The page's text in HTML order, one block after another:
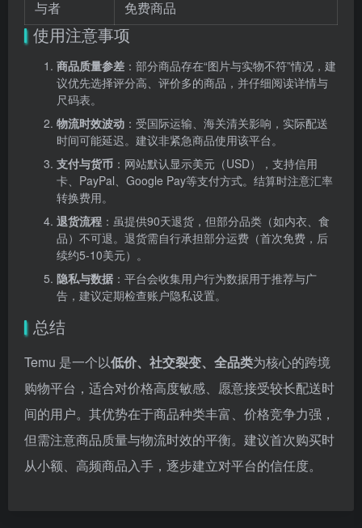
与者 免费商品
使用注意事项
商品质量参差 ：部分商品存在“图片与实物不符”情况，建
议优先选择评分高、评价多的商品，并仔细阅读详情与
尺码表。
物流时效波动 ：受国际运输、海关清关影响，实际配送
时间可能延迟。建议非紧急商品使用该平台。
支付与货币 ：网站默认显示美元（USD），支持信用
卡、PayPal、Google Pay等支付方式。结算时注意汇率
转换费用。
退货流程 ：虽提供90天退货，但部分品类（如内衣、食
品）不可退。退货需自行承担部分运费（首次免费，后
续约5-10美元）。
隐私与数据 ：平台会收集用户行为数据用于推荐与广
告，建议定期检查账户隐私设置。
总结
Temu 是一个以低价、社交裂变、全品类为核心的跨境
购物平台，适合对价格高度敏感、愿意接受较长配送时
间的用户。其优势在于商品种类丰富、价格竞争力强，
但需注意商品质量与物流时效的平衡。建议首次购买时
从小额、高频商品入手，逐步建立对平台的信任度。